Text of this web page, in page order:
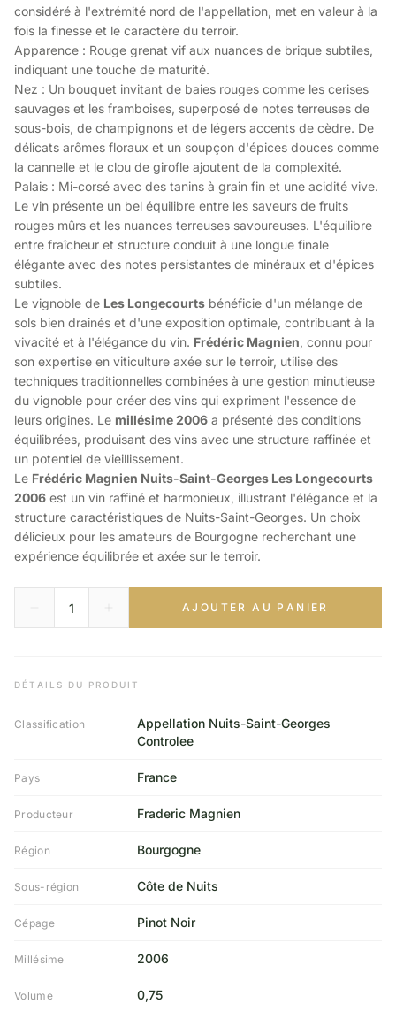
considéré à l'extrémité nord de l'appellation, met en valeur à la
fois la finesse et le caractère du terroir.
Apparence : Rouge grenat vif aux nuances de brique subtiles,
indiquant une touche de maturité.
Nez : Un bouquet invitant de baies rouges comme les cerises
sauvages et les framboises, superposé de notes terreuses de
sous-bois, de champignons et de légers accents de cèdre. De
délicats arômes floraux et un soupçon d'épices douces comme
la cannelle et le clou de girofle ajoutent de la complexité.
Palais : Mi-corsé avec des tanins à grain fin et une acidité vive.
Le vin présente un bel équilibre entre les saveurs de fruits
rouges mûrs et les nuances terreuses savoureuses. L'équilibre
entre fraîcheur et structure conduit à une longue finale
élégante avec des notes persistantes de minéraux et d'épices
subtiles.
Le vignoble de Les Longecourts bénéficie d'un mélange de
sols bien drainés et d'une exposition optimale, contribuant à la
vivacité et à l'élégance du vin. Frédéric Magnien, connu pour
son expertise en viticulture axée sur le terroir, utilise des
techniques traditionnelles combinées à une gestion minutieuse
du vignoble pour créer des vins qui expriment l'essence de
leurs origines. Le millésime 2006 a présenté des conditions
équilibrées, produisant des vins avec une structure raffinée et
un potentiel de vieillissement.
Le Frédéric Magnien Nuits-Saint-Georges Les Longecourts
2006 est un vin raffiné et harmonieux, illustrant l'élégance et la
structure caractéristiques de Nuits-Saint-Georges. Un choix
délicieux pour les amateurs de Bourgogne recherchant une
expérience équilibrée et axée sur le terroir.
AJOUTER AU PANIER
DÉTAILS DU PRODUIT
Classification
Appellation Nuits-Saint-Georges
Controlee
Pays France
Producteur Fraderic Magnien
Région Bourgogne
Sous-région Côte de Nuits
Cépage Pinot Noir
Millésime 2006
Volume 0,75